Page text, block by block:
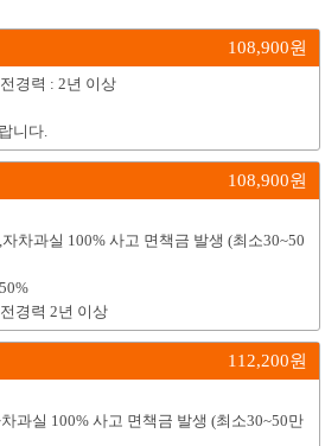
108,900원
경력 : 2년 이상
니다.
108,900원
차과실 100% 사고 면책금 발생 (최소30~50
경력 2년 이상
112,200원
과실 100% 사고 면책금 발생 (최소30~50만